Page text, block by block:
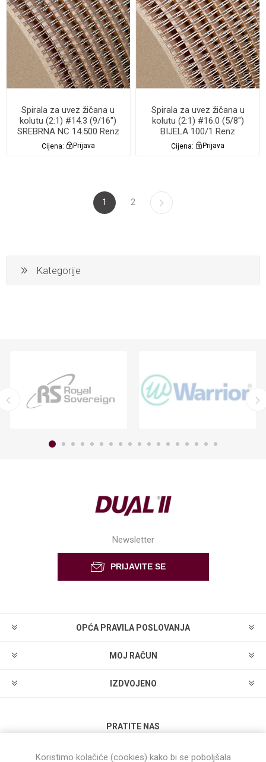
Spirala za uvez žičana u
kolutu (2:1) #14.3 (9/16")
SREBRNA NC 14.500 Renz
Cijena: Prijava
Spirala za uvez žičana u
kolutu (2:1) #16.0 (5/8")
BIJELA 100/1 Renz
Cijena: Prijava
1 2
Kategorije
Newsletter
OPĆA PRAVILA POSLOVANJA
MOJ RAČUN
IZDVOJENO
PRATITE NAS
Koristimo kolačiće (cookies) kako bi se poboljšala